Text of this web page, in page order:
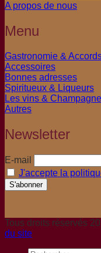
A propos de nous
Menu
Gastronomie &
Accessoires
Bonnes adresses
Spiritueux & Liqueurs
Les vins &
Autres
Newsletter
E-mail
J'accepte la
Tous droits réservés
du site